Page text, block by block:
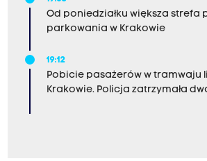
Od poniedziałku większa strefa
parkowania w Krakowie
19:12
Pobicie pasażerów w tramwaju
Krakowie. Policja zatrzymała